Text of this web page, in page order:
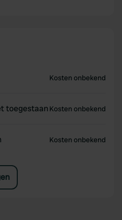
Kosten onbekend
toegestaan Kosten onbekend
Kosten onbekend